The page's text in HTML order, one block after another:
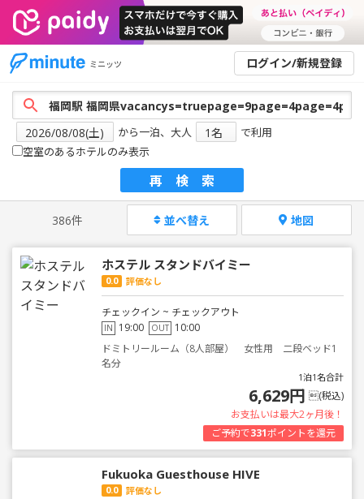
ミニッツ ログイン/新規登録
から一泊、大人
で利用
空室のあるホテルのみ表示
再検索
386件 並べ替え 地図
ホステル スタンドバイミー
0.0 評価なし
チェックイン ~ チェックアウト
IN 19:00 OUT 10:00
ドミトリールーム（8人部屋） 女性用 二段ベッド1
名分
1泊1名合計
6,629円 (税込)
お支払いは最大2ヶ月後！
ご予約で331ポイントを還元
Fukuoka Guesthouse HIVE
0.0 評価なし